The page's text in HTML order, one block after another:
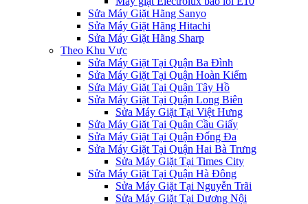
Sửa Máy Giặt Hãng Sanyo
Sửa Máy Giặt Hãng Hitachi
Sửa Máy Giặt Hãng Sharp
Theo Khu Vực
Sửa Máy Giặt Tại Quận Ba Đình
Sửa Máy Giặt Tại Quận Hoàn Kiếm
Sửa Máy Giặt Tại Quận Tây Hồ
Sửa Máy Giặt Tại Quận Long Biên
Sửa Máy Giặt Tại Việt Hưng
Sửa Máy Giặt Tại Quận Cầu Giấy
Sửa Máy Giặt Tại Quận Đống Đa
Sửa Máy Giặt Tại Quận Hai Bà Trưng
Sửa Máy Giặt Tại Times City
Sửa Máy Giặt Tại Quận Hà Đông
Sửa Máy Giặt Tại Nguyễn Trãi
Sửa Máy Giặt Tại Dương Nội